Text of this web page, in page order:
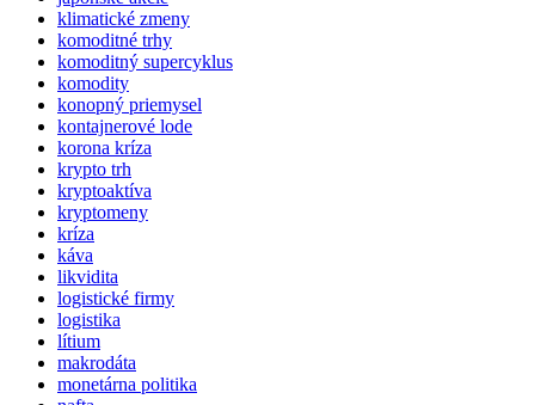
klimatické zmeny
komoditné trhy
komoditný supercyklus
komodity
konopný priemysel
kontajnerové lode
korona kríza
krypto trh
kryptoaktíva
kryptomeny
kríza
káva
likvidita
logistické firmy
logistika
lítium
makrodáta
monetárna politika